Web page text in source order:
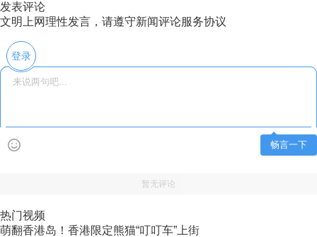
发表评论
文明上网理性发言，请遵守新闻评论服务协议
登录
畅言一下
暂无评论
热门视频
萌翻香港岛！香港限定熊猫“叮叮车”上街